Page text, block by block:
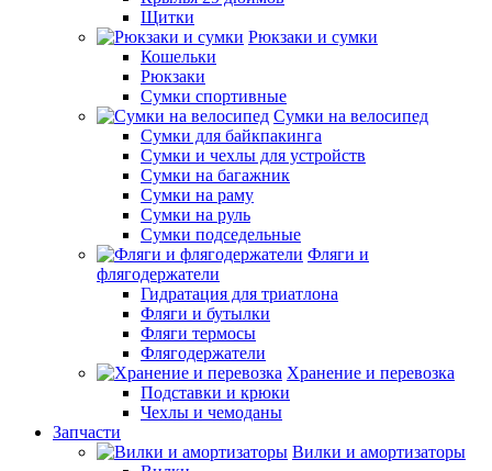
Щитки
Рюкзаки и сумки
Кошельки
Рюкзаки
Сумки спортивные
Сумки на велосипед
Сумки для байкпакинга
Сумки и чехлы для устройств
Сумки на багажник
Сумки на раму
Сумки на руль
Сумки подседельные
Фляги и
флягодержатели
Гидратация для триатлона
Фляги и бутылки
Фляги термосы
Флягодержатели
Хранение и перевозка
Подставки и крюки
Чехлы и чемоданы
Запчасти
Вилки и амортизаторы